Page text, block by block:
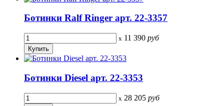
Ботинки Ralf Ringer арт. 22-3357
x 11 390 руб
Ботинки Diesel арт. 22-3353
x 28 205 руб